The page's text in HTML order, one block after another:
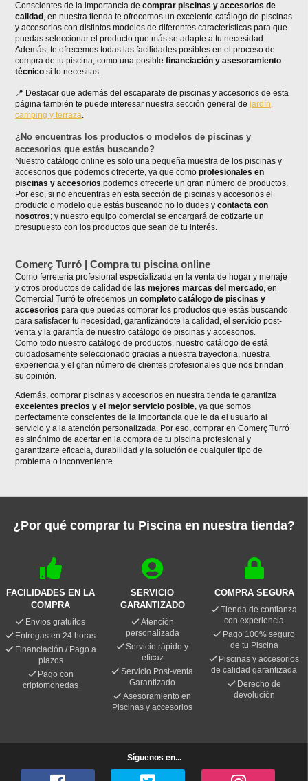
Conscientes de la importancia decomprar piscinas y accesorios de
calidad , en nuestra tienda te ofrecemos un excelente catálogo de piscinas
y accesorios con distintos modelos de diferentes características para que
puedas seleccionar el producto que más se adapte a tu necesidad.
Además, te ofrecemos todas las facilidades posibles en el proceso de
compra de tu piscina, como una posiblefinanciación y asesoramiento
técnico si lo necesitas.
Destacar que además del escaparate de piscinas y accesorios de esta
página también te puede interesar nuestra sección general dejardín,
camping y terraza.
¿No encuentras los productos o modelos de piscinas y
accesorios que estás buscando?
Nuestro catálogo online es solo una pequeña muestra de los piscinas y
accesorios que podemos ofrecerte, ya que comoprofesionales en
piscinas y accesorios podemos ofrecerte un gran número de productos.
Por eso, si no encuentras en esta sección de piscinas y accesorios el
producto o modelo que estás buscando no lo dudes ycontacta con
nosotros; y nuestro equipo comercial se encargará de cotizarte un
presupuesto con los productos que sean de tu interés.
Comerç Turró | Compra tu piscina online
Como ferretería profesional especializada en la venta de hogar y menaje
y otros productos de calidad de las mejores marcas del mercado, en
Comercial Turró te ofrecemos uncompleto catálogo de piscinas y
accesoriospara que puedas comprar los productos que estás buscando
para satisfacer tu necesidad, garantizándote la calidad, el servicio post-
venta y la garantía de nuestro catálogo de piscinas y accesorios.
Como todo nuestro catálogo de productos, nuestro catálogo de está
cuidadosamente seleccionado gracias a nuestra trayectoria, nuestra
experiencia y el gran número de clientes profesionales que nos brindan
su opinión.
Además, comprar piscinas y accesorios en nuestra tienda te garantiza
excelentes precios y el mejor servicio posible, ya que somos
perfectamente conscientes de la importancia que le da el usuario al
servicio y a la atención personalizada. Por eso, comprar en Comerç Turró
es sinónimo de acertar en la compra de tu piscina profesional y
garantizarte eficacia, durabilidad y la solución de cualquier tipo de
problema o inconveniente.
¿Por qué comprar tu Piscina en nuestra tienda?
FACILIDADES EN LA
COMPRA
Envíos gratuitos
Entregas en 24 horas
Financiación / Pago a
plazos
Pago con
criptomonedas
SERVICIO
GARANTIZADO
Atención
personalizada
Servicio rápido y
eficaz
Servicio Post-venta
Garantizado
Asesoramiento en
Piscinas y accesorios
COMPRA SEGURA
Tienda de confianza
con experiencia
Pago 100% seguro
de tu Piscina
Piscinas y accesorios
de calidad garantizada
Derecho de
devolución
Síguenos en...